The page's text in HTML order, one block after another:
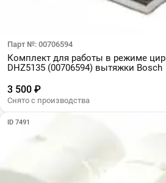
Парт №: 00706594
Комплект для работы в режиме
DHZ5135 (00706594) вытяжки Bosch
3 500 ₽
Снято с производства
ID 7491